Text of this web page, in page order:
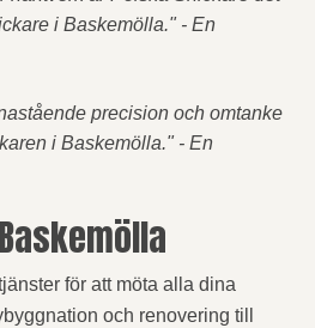
i Baskemölla." - En
precision och omtanke
i Baskemölla." - En
för att möta alla dina
och renovering till